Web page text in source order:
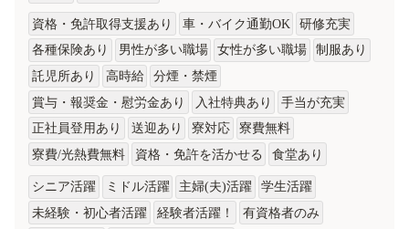
資格・免許取得支援あり 車・バイク通勤OK
研修充実
各種保険あり
男性が多い職場 女性が多い職場
制服あり
託児所あり
高時給
分煙・禁煙
賞与・報奨金・慰労金あり
入社特典あり
手当が充実
正社員登用あり
送迎あり 寮対応
寮費無料
寮費/光熱費無料
資格・免許を活かせる 食堂あり
シニア活躍 ミドル活躍 主婦(夫)活躍
学生活躍
未経験・初心者活躍
経験者活躍！
有資格者のみ